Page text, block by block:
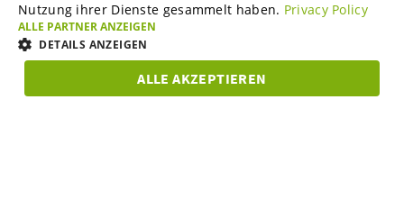
Mittelstands-Monitor
Karriere
ITALIAN
ESTONIAN
Nutzung ihrer Dienste gesammelt haben. Privacy Policy
ALLE PARTNER ANZEIGEN
DETAILS ANZEIGEN
ALLE AKZEPTIEREN
UNBEDINGT